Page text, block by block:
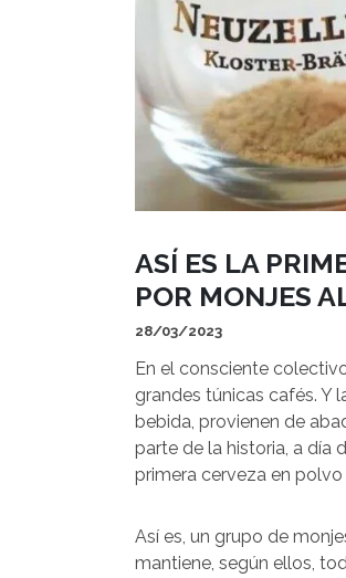
ASÍ ES LA
POR MONJES
28/03/2023
En el consciente
grandes túnicas cafés. Y
bebida, provienen de
parte de la historia, a día
primera cerveza en
Así es, un grupo de
mantiene, según ellos,